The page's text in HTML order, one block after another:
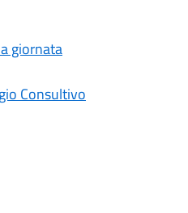
giornata
Consultivo